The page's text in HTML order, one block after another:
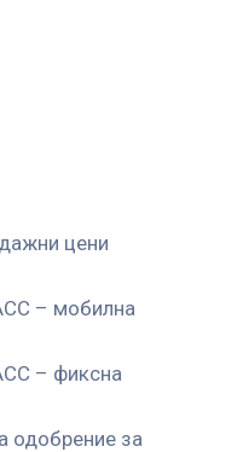
цени
– мобилна
– фиксна
одобрение за